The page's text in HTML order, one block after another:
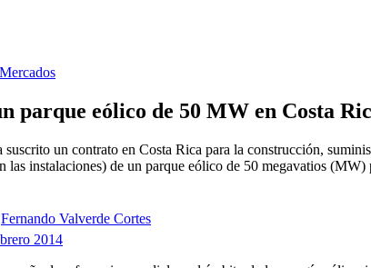
Mercados
parque eólico de 50 MW en Costa
suscrito un contrato en Costa Rica para la construcción,
las instalaciones) de un parque eólico de 50 megavatios
Fernando Valverde Cortes
2014